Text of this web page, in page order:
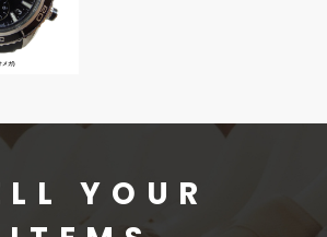
メガ)
YOUR